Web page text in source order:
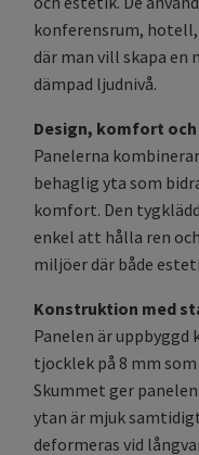
konferensrum,
där man vill skapa
dämpad ljudnivå.
Design, komfort
Panelerna
behaglig yta som
komfort. Den
enkel att hålla ren
miljöer där både
Konstruktion med
Panelen är uppbyggd
tjocklek på 8 mm
Skummet ger
ytan är mjuk
deformeras vid